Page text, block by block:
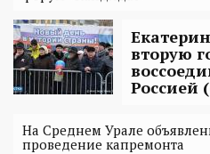
вторую
Россией
На Среднем Урале
проведение капремонта